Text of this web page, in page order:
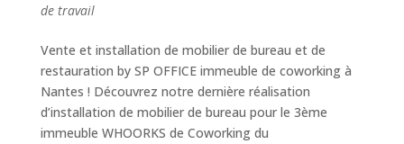
de travail
Vente et installation de mobilier de bureau et de
restauration by SP OFFICE immeuble de coworking à
Nantes ! Découvrez notre dernière réalisation
d’installation de mobilier de bureau pour le 3ème
immeuble WHOORKS de Coworking du